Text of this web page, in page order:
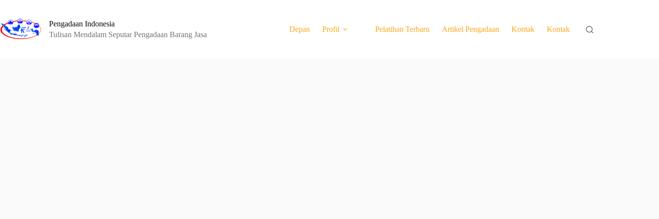
content
Pengadaan Indonesia
Tulisan Mendalam Seputar Pengadaan Barang Jasa
Depan Profil Pelatihan Terbaru Artikel Pengadaan Kontak Kontak